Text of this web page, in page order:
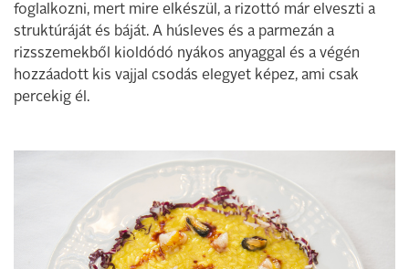
foglalkozni, mert mire elkészül, a rizottó már elveszti a
struktúráját és báját. A húsleves és a parmezán a
rizsszemekből kioldódó nyákos anyaggal és a végén
hozzáadott kis vajjal csodás elegyet képez, ami csak
percekig él.